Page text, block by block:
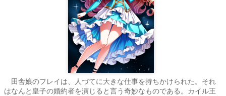
田舎娘のフレイは、人づてに大きな仕事を持ちかけられた。それ
はなんと皇子の婚約者を演じると言う奇妙なものである。カイル王